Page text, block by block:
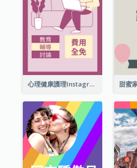
心理健康護理Instagram限時動態